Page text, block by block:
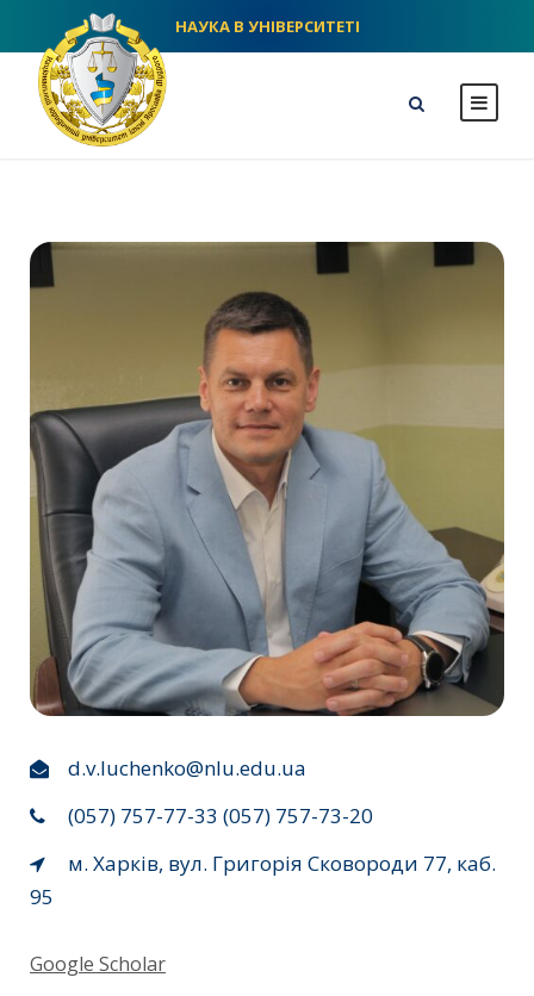
НАУКА В УНІВЕРСИТЕТІ
d.v.luchenko@nlu.edu.ua
(057) 757-77-33 (057) 757-73-20
м. Харків, вул. Григорія Сковороди 77, каб.
95
Google Scholar